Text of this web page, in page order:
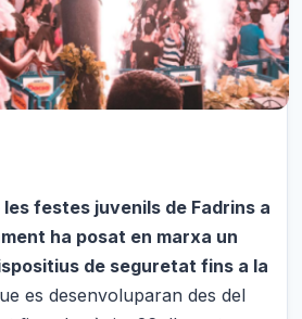
festes juvenils de Fadrins a
ha posat en marxa un
de seguretat fins a la
es desenvoluparan des del